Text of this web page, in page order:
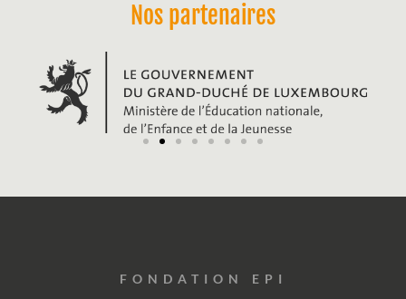
Nos partenaires
FONDATION EPI